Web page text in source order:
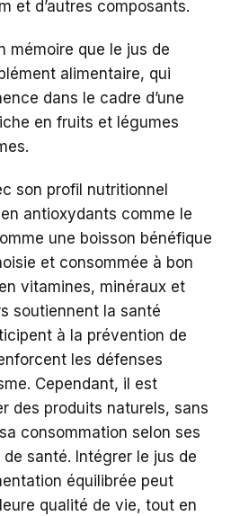
et d’autres composants.
mémoire que le jus de
alimentaire, qui
dans le cadre d’une
en fruits et légumes
son profil nutritionnel
antioxydants comme le
une boisson bénéfique
et consommée à bon
vitamines, minéraux et
soutiennent la santé
à la prévention de
les défenses
Cependant, il est
des produits naturels, sans
consommation selon ses
santé. Intégrer le jus de
équilibrée peut
qualité de vie, tout en